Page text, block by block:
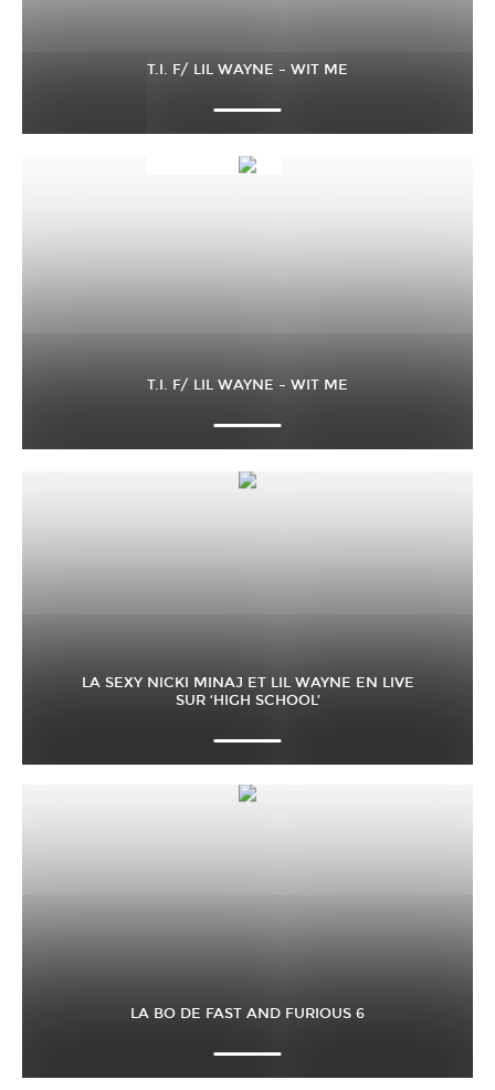
T.I. F/ LIL WAYNE – WIT ME
T.I. F/ LIL WAYNE – WIT ME
LA SEXY NICKI MINAJ ET LIL WAYNE EN LIVE
SUR ‘HIGH SCHOOL’
LA BO DE FAST AND FURIOUS 6